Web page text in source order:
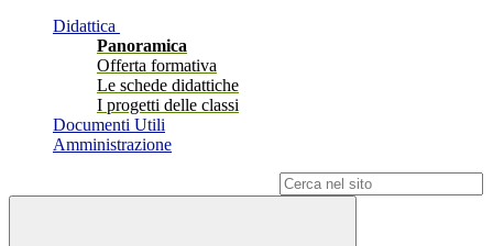
Didattica
Panoramica
Offerta formativa
Le schede didattiche
I progetti delle classi
Documenti Utili
Amministrazione